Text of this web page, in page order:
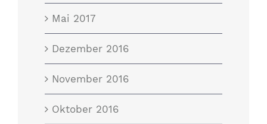
Mai 2017
Dezember 2016
November 2016
Oktober 2016